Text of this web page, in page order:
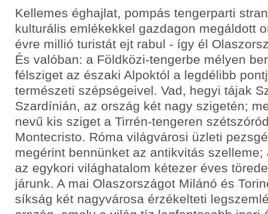
Kellemes éghajlat, pompás tengerparti
kulturális emlékekkel gazdagon megáldott
évre millió turistát ejt rabul - így él
És valóban: a Földközi-tengerbe mélyen
félsziget az északi Alpoktól a legdélibb
természeti szépségeivel. Vad, hegyi tájak
Szardínián, az ország két nagy szigetén;
nevű kis sziget a Tirrén-tengeren
Montecristo. Róma világvárosi üzleti
megérint bennünket az antikvitás szelleme;
az egykori világhatalom kétezer éves
járunk. A mai Olaszországot Milánó és
síkság két nagyvárosa érzékelteti